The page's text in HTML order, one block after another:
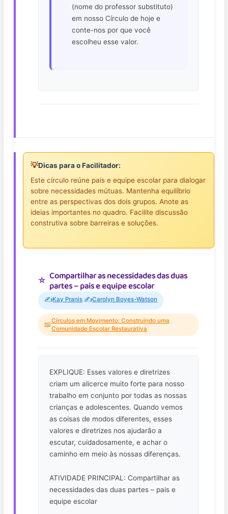
(nome do professor substituto)
em nosso Círculo de hoje e
conte-nos por que você
escolheu esse valor.
💡Dicas para o Facilitador:
Este círculo reúne pais e equipe escolar para dialogar
sobre necessidades mútuas. Mantenha equilíbrio
entre as perspectivas dos dois grupos. Anote as
ideias importantes no quadro. Facilite discussão
construtiva sobre barreiras e soluções.
Compartilhar as necessidades das duas
partes – pais e equipe escolar
✍️Kay Pranis ✍️Carolyn Boyes-Watson
📖Círculos em Movimento: Construindo uma
Comunidade Escolar Restaurativa
EXPLIQUE: Esses valores e diretrizes
criam um alicerce muito forte para nosso
trabalho em conjunto por todas as nossas
crianças e adolescentes. Quando vemos
as coisas de modos diferentes, esses
valores e diretrizes nos ajudarão a
escutar, cuidadosamente, e achar o
caminho em meio às nossas diferenças.
ATIVIDADE PRINCIPAL: Compartilhar as
necessidades das duas partes – pais e
equipe escolar